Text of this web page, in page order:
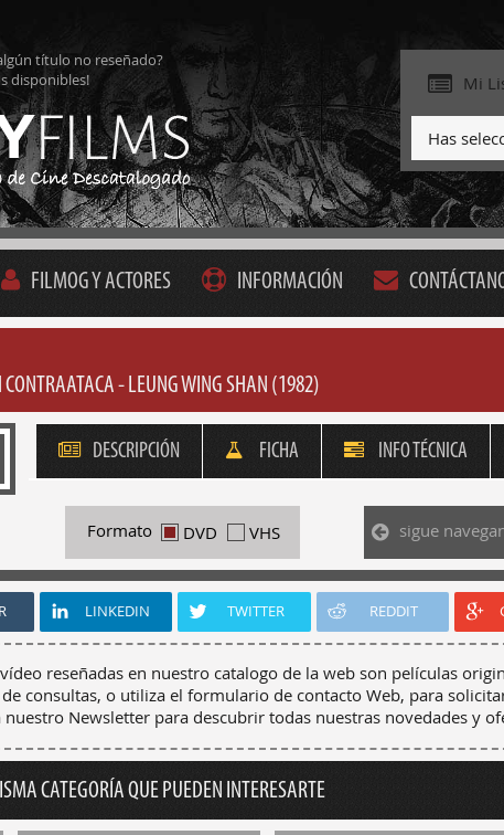
título no reseñado?
disponibles!
Mi
Has
FILMOG Y ACTORES INFORMACIÓN
CONTRAATACA - LEUNG WING SHAN (1982)
DESCRIPCIÓN FICHA INFO TÉCNICA
Formato DVD VHS sigue
LINKEDIN TWITTER REDDIT
reseñadas en nuestro catalogo de la web son películas
consultas, o utiliza el formulario de contacto Web, para
Newsletter para descubrir todas nuestras novedades y
CATEGORÍA QUE PUEDEN INTERESARTE